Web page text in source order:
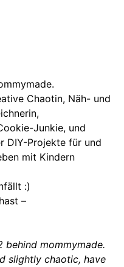
Chaotin, Näh- und
Junkie, und
DIY-Projekte für und
mit Kindern
:)
–
behind mommymade.
slightly chaotic, have